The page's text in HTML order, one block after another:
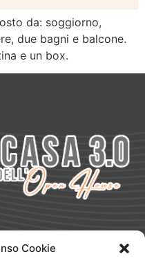
Cookie
da: soggiorno,
due bagni e balcone.
e un box.